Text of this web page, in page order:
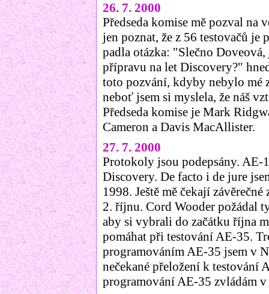
26. 7. 2000
Předseda komise mě pozval na
jen poznat, že z 56 testovačů je
padla otázka: "Slečno
přípravu na let Discovery?"
toto pozvání, kdyby nebylo mé
neboť jsem si myslela, že náš
Předseda komise je Mark
Cameron a Davis MacAllister.
27. 7. 2000
Protokoly jsou podepsány. AE-
Discovery. De facto i de jure
1998. Ještě mě čekají
2. říjnu. Cord Wooder požádal
aby si vybrali do začátku října
pomáhat při testování AE-35.
programováním AE-35 jsem v
nečekané přeložení k testování
programování AE-35 zvládám v